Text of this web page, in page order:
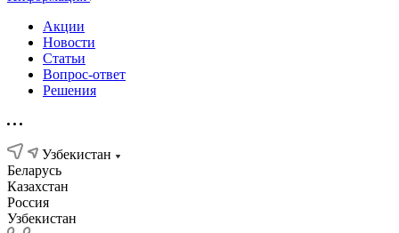
Акции
Новости
Статьи
Вопрос-ответ
Решения
Узбекистан
Беларусь
Казахстан
Россия
Узбекистан